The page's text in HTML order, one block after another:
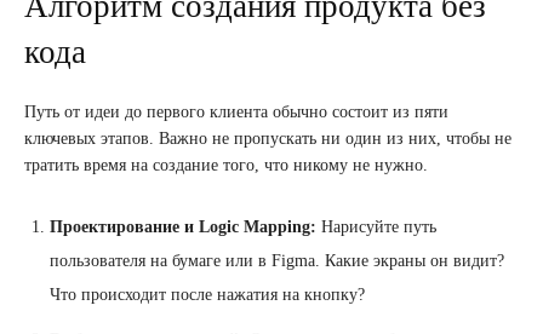
кода
Путь от идеи до первого клиента обычно состоит из пяти
ключевых этапов. Важно не пропускать ни один из них, чтобы не
тратить время на создание того, что никому не нужно.
Проектирование и Logic Mapping: Нарисуйте путь
пользователя на бумаге или в Figma. Какие экраны он видит?
Что происходит после нажатия на кнопку?